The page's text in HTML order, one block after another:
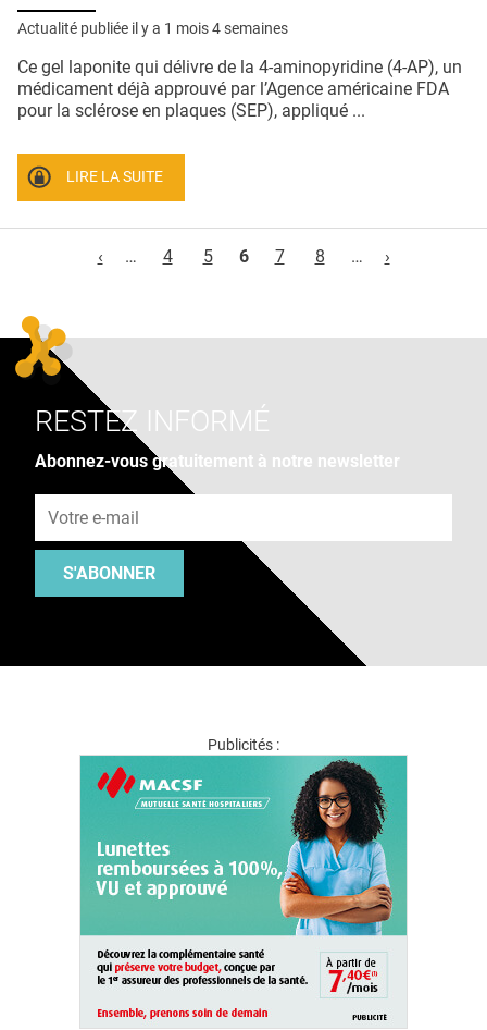
Actualité publiée il y a 1 mois 4 semaines
Ce gel laponite qui délivre de la 4-aminopyridine (4-AP), un
médicament déjà approuvé par l’Agence américaine FDA
pour la sclérose en plaques (SEP), appliqué ...
LIRE LA SUITE
‹
… 4 5 6 7 8 … ›
RESTEZ INFORMÉ
Abonnez-vous gratuitement à notre newsletter
S'ABONNER
Publicités :